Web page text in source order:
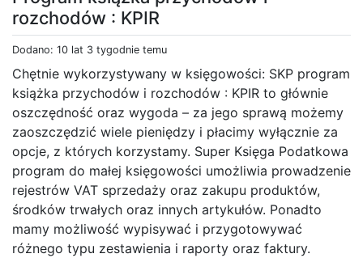
rozchodów : KPIR
Dodano: 10 lat 3 tygodnie temu
Chętnie wykorzystywany w księgowości: SKP program
książka przychodów i rozchodów : KPIR to głównie
oszczędność oraz wygoda – za jego sprawą możemy
zaoszczędzić wiele pieniędzy i płacimy wyłącznie za
opcje, z których korzystamy. Super Księga Podatkowa
program do małej księgowości umożliwia prowadzenie
rejestrów VAT sprzedaży oraz zakupu produktów,
środków trwałych oraz innych artykułów. Ponadto
mamy możliwość wypisywać i przygotowywać
różnego typu zestawienia i raporty oraz faktury.